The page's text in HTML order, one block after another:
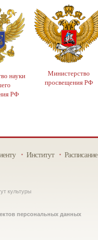
науки
РФ
Министерство
просвещения РФ
Институт Расписание
культуры
персональных данных